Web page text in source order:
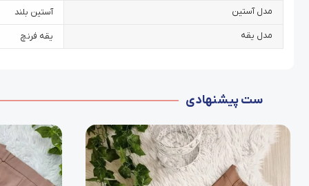
مدل آستین آستین بلند
مدل یقه یقه فرنچ
ست پیشنهادی